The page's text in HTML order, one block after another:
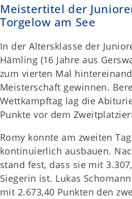
Meistertitel der
Torgelow am See
In der Altersklasse der
Hämling (16 Jahre aus
zum vierten Mal
Meisterschaft gewinnen.
Wettkampftag lag die
Punkte vor dem
Romy konnte am zweiten
kontinuierlich ausbauen.
stand fest, dass sie mit
Siegerin ist. Lukas
mit 2.673,40 Punkten den